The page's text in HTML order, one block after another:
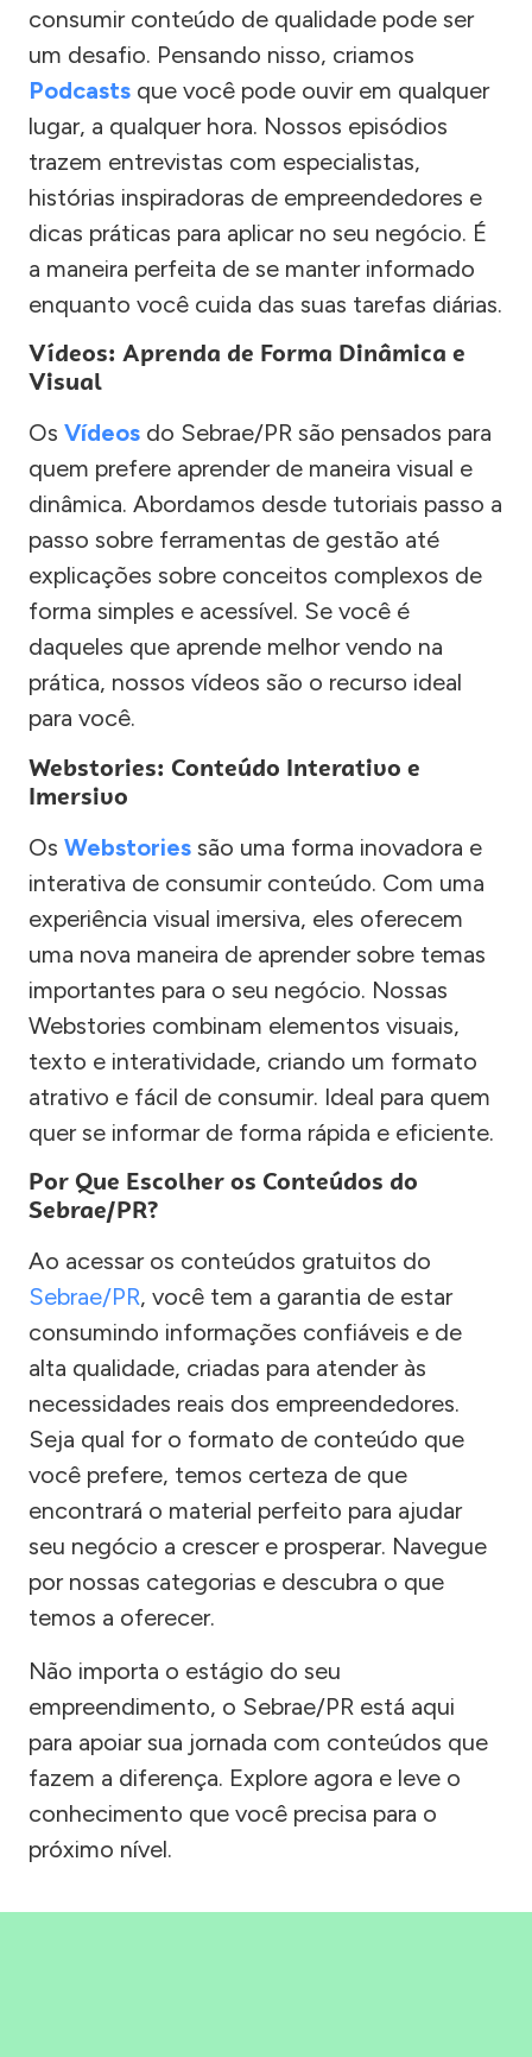
consumir conteúdo de qualidade pode ser
um desafio. Pensando nisso, criamos
Podcasts que você pode ouvir em qualquer
lugar, a qualquer hora. Nossos episódios
trazem entrevistas com especialistas,
histórias inspiradoras de empreendedores e
dicas práticas para aplicar no seu negócio. É
a maneira perfeita de se manter informado
enquanto você cuida das suas tarefas diárias.
Vídeos: Aprenda de Forma Dinâmica e
Visual
Os Vídeos do Sebrae/PR são pensados para
quem prefere aprender de maneira visual e
dinâmica. Abordamos desde tutoriais passo a
passo sobre ferramentas de gestão até
explicações sobre conceitos complexos de
forma simples e acessível. Se você é
daqueles que aprende melhor vendo na
prática, nossos vídeos são o recurso ideal
para você.
Webstories: Conteúdo Interativo e
Imersivo
Os Webstories são uma forma inovadora e
interativa de consumir conteúdo. Com uma
experiência visual imersiva, eles oferecem
uma nova maneira de aprender sobre temas
importantes para o seu negócio. Nossas
Webstories combinam elementos visuais,
texto e interatividade, criando um formato
atrativo e fácil de consumir. Ideal para quem
quer se informar de forma rápida e eficiente.
Por Que Escolher os Conteúdos do
Sebrae/PR?
Ao acessar os conteúdos gratuitos do
Sebrae/PR, você tem a garantia de estar
consumindo informações confiáveis e de
alta qualidade, criadas para atender às
necessidades reais dos empreendedores.
Seja qual for o formato de conteúdo que
você prefere, temos certeza de que
encontrará o material perfeito para ajudar
seu negócio a crescer e prosperar. Navegue
por nossas categorias e descubra o que
temos a oferecer.
Não importa o estágio do seu
empreendimento, o Sebrae/PR está aqui
para apoiar sua jornada com conteúdos que
fazem a diferença. Explore agora e leve o
conhecimento que você precisa para o
próximo nível.